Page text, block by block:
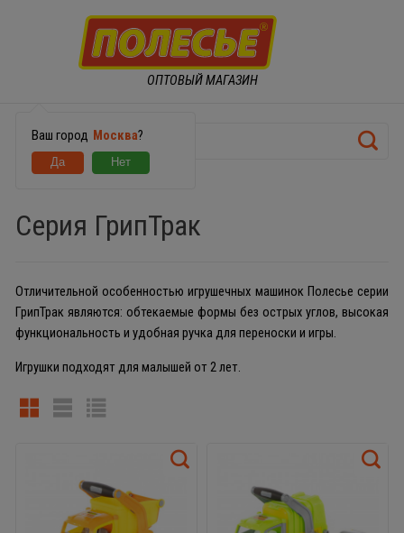
ОПТОВЫЙ МАГАЗИН
Ваш город Москва?
Серия ГрипТрак
Отличительной особенностью игрушечных машинок Полесье серии
ГрипТрак являются: обтекаемые формы без острых углов, высокая
функциональность и удобная ручка для переноски и игры.
Игрушки подходят для малышей от 2 лет.